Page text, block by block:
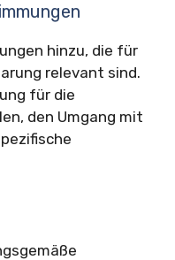
hinzu, die für
relevant sind.
für die
den Umgang mit